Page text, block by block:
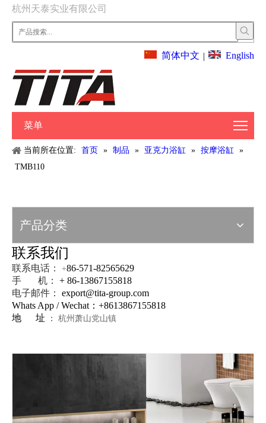
杭州天泰实业有限公司
简体中文 | English
菜单
当前所在位置: 首页 » 制品 » 亚克力浴缸 » 按摩浴缸 »
TMB110
产品分类
联系我们
联系电话： +86-571-82565629
手 机：
+ 86-13867155818
电子邮件：
export@tita-group.com
Whats App / Wechat：+8613867155818
地 址
： 杭州萧山党山镇